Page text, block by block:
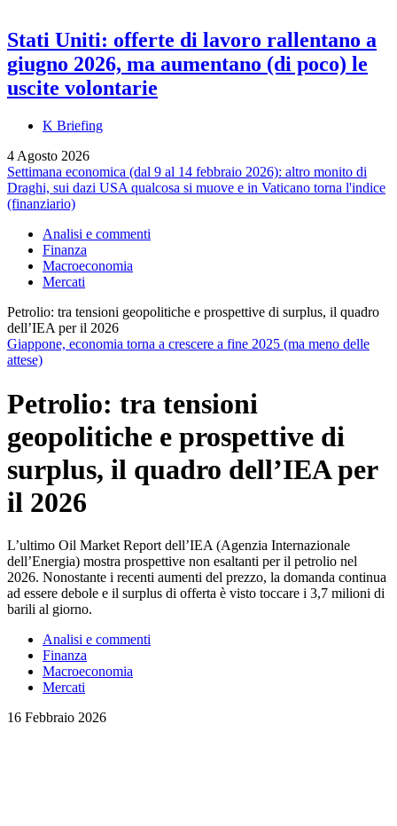
Stati Uniti: offerte di lavoro rallentano a
giugno 2026, ma aumentano (di poco) le
uscite volontarie
K Briefing
4 Agosto 2026
Settimana economica (dal 9 al 14 febbraio 2026): altro monito di
Draghi, sui dazi USA qualcosa si muove e in Vaticano torna l'indice
(finanziario)
Analisi e commenti
Finanza
Macroeconomia
Mercati
Petrolio: tra tensioni geopolitiche e prospettive di surplus, il quadro
dell’IEA per il 2026
Giappone, economia torna a crescere a fine 2025 (ma meno delle
attese)
Petrolio: tra tensioni
geopolitiche e prospettive di
surplus, il quadro dell’IEA per
il 2026
L’ultimo Oil Market Report dell’IEA (Agenzia Internazionale
dell’Energia) mostra prospettive non esaltanti per il petrolio nel
2026. Nonostante i recenti aumenti del prezzo, la domanda continua
ad essere debole e il surplus di offerta è visto toccare i 3,7 milioni di
barili al giorno.
Analisi e commenti
Finanza
Macroeconomia
Mercati
16 Febbraio 2026